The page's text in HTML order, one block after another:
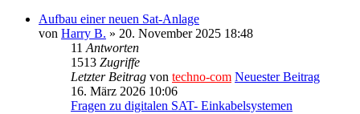
Aufbau einer neuen Sat-Anlage
von Harry B. » 20. November 2025 18:48
11Antworten
1513 Zugriffe
Letzter Beitrag von techno-com Neuester Beitrag
16. März 2026 10:06
Fragen zu digitalen SAT- Einkabelsystemen